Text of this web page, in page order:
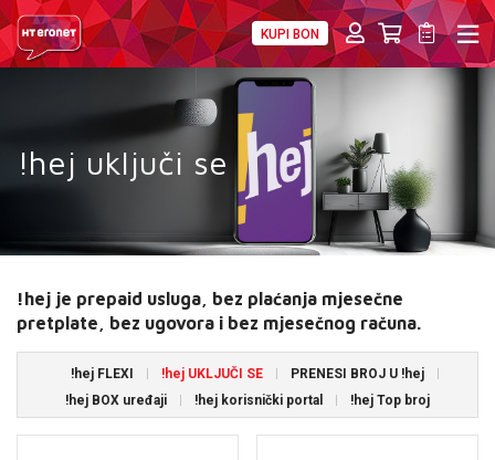
KUPI BON
DIGITALNA RJEŠENJA
!HEJ
INTERNET+TV
AKCIJE
!hej uključi se
!hej je prepaid usluga, bez plaćanja mjesečne
pretplate, bez ugovora i bez mjesečnog računa.
!hej FLEXI !hej UKLJUČI SE
PRENESI BROJ U !hej
!hej BOX uređaji
!hej korisnički portal !hej Top broj